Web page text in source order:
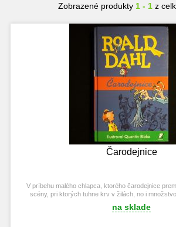
Zobrazené produkty 1 - 1 z
Čarodejnice
V príbehu malého chlapca, ktorého čarodejnice
scény, pri ktorých tuhne krv v žilách, no i
na sklade